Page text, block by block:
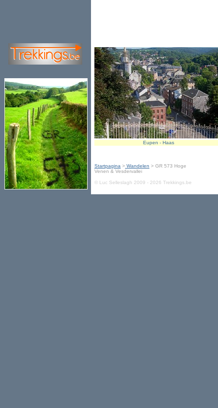
© Luc Selleslagh 2009 - 2026 Trekkings.be
Startpagina > Wandelen > GR 573 Hoge
Venen & Vesdervallei
Eupen - Haas